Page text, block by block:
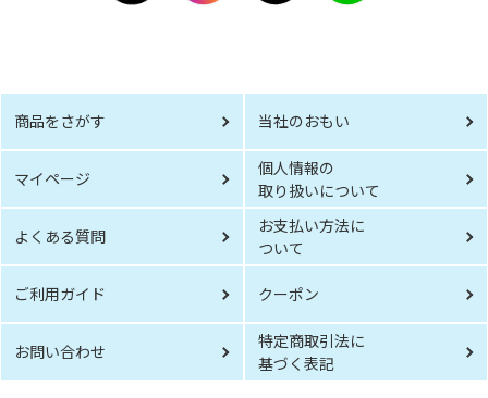
商品をさがす 当社のおもい
マイページ
個人情報の
取り扱いについて
よくある質問
お支払い方法に
ついて
ご利用ガイド クーポン
お問い合わせ
特定商取引法に
基づく表記